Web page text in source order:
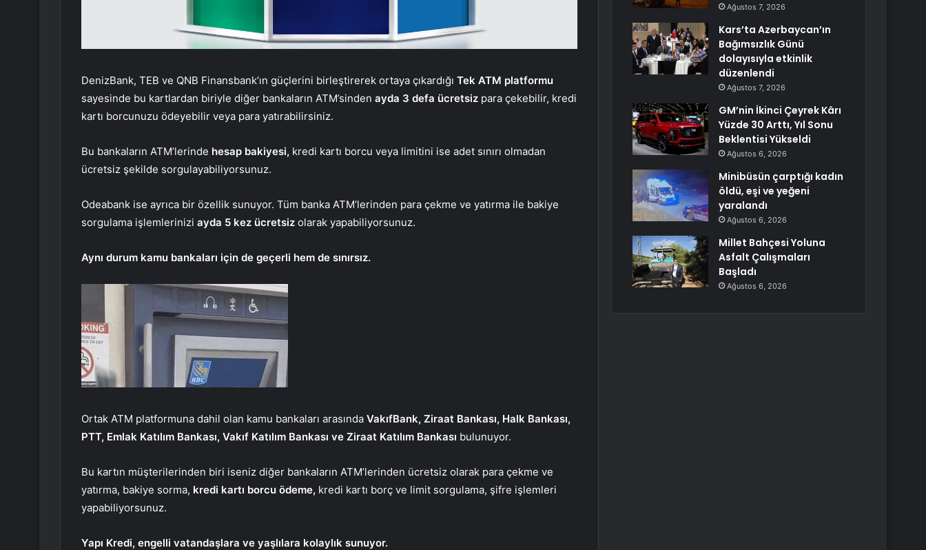
DenizBank, TEB ve QNB Finansbank’ın güçlerini birleştirerek ortaya çıkardığı Tek ATM platformu
sayesinde bu kartlardan biriyle diğer bankaların ATM’sinden ayda 3 defa ücretsiz para çekebilir, kredi
kartı borcunuzu ödeyebilir veya para yatırabilirsiniz.
Bu bankaların ATM’lerinde hesap bakiyesi, kredi kartı borcu veya limitini ise adet sınırı olmadan
ücretsiz şekilde sorgulayabiliyorsunuz.
Odeabank ise ayrıca bir özellik sunuyor. Tüm banka ATM’lerinden para çekme ve yatırma ile bakiye
sorgulama işlemlerinizi ayda 5 kez ücretsiz olarak yapabiliyorsunuz.
Aynı durum kamu bankaları için de geçerli hem de sınırsız.
Ortak ATM platformuna dahil olan kamu bankaları arasında VakıfBank, Ziraat Bankası, Halk Bankası,
PTT, Emlak Katılım Bankası, Vakıf Katılım Bankası ve Ziraat Katılım Bankası bulunuyor.
Bu kartın müşterilerinden biri iseniz diğer bankaların ATM’lerinden ücretsiz olarak para çekme ve
yatırma, bakiye sorma, kredi kartı borcu ödeme, kredi kartı borç ve limit sorgulama, şifre işlemleri
yapabiliyorsunuz.
Yapı Kredi, engelli vatandaşlara ve yaşlılara kolaylık sunuyor.
Ağustos 7, 2026
Kars’ta Azerbaycan’ın
Bağımsızlık Günü
dolayısıyla etkinlik
düzenlendi
Ağustos 7, 2026
GM’nin İkinci Çeyrek Kârı
Yüzde 30 Arttı, Yıl Sonu
Beklentisi Yükseldi
Ağustos 6, 2026
Minibüsün çarptığı kadın
öldü, eşi ve yeğeni
yaralandı
Ağustos 6, 2026
Millet Bahçesi Yoluna
Asfalt Çalışmaları
Başladı
Ağustos 6, 2026